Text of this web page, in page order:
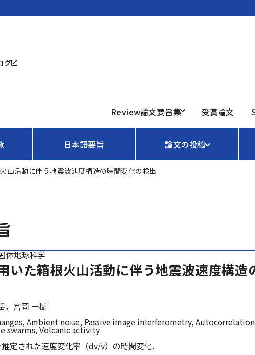
グ
Review論文要旨集 受賞論文
日本語要旨 論文の投稿
山活動に伴う地震波速度構造の時間変化の検出
体地球科学
いた箱根火山活動に伴う地震波速度構造
，宮岡 一樹
Ambient noise, Passive image interferometry,
swarms, Volcanic activity
定された速度変化率（dv/v）の時間変化．